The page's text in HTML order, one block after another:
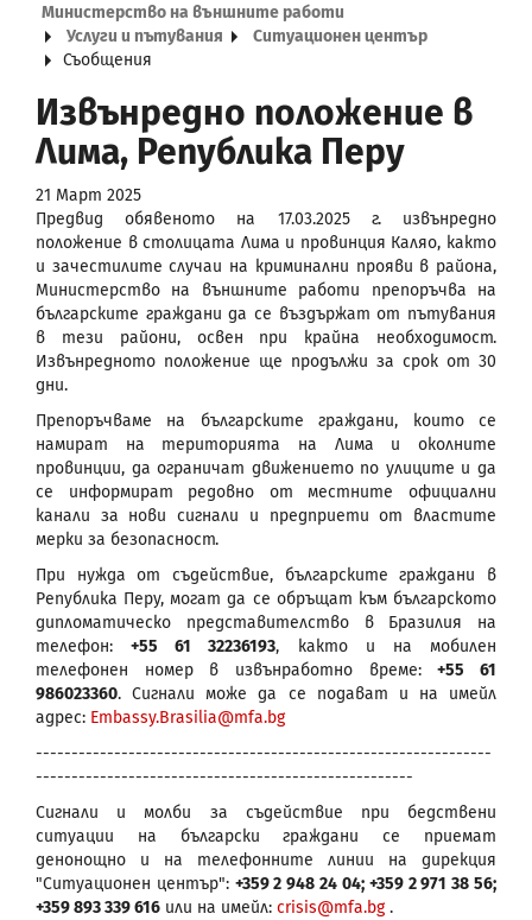
Министерство на външните работи
Услуги и пътувания
Ситуационен център
Съобщения
Извънредно положение в
Лима, Република Перу
21 Март 2025
Предвид обявеното на 17.03.2025 г. извънредно
положение в столицата Лима и провинция Каляо, както
и зачестилите случаи на криминални прояви в района,
Министерство на външните работи препоръчва на
българските граждани да се въздържат от пътувания
в тези райони, освен при крайна необходимост.
Извънредното положение ще продължи за срок от 30
дни.
Препоръчваме на българските граждани, които се
намират на територията на Лима и околните
провинции, да ограничат движението по улиците и да
се информират редовно от местните официални
канали за нови сигнали и предприети от властите
мерки за безопасност.
При нужда от съдействие, българските граждани в
Република Перу, могат да се обръщат към българското
дипломатическо представителство в Бразилия на
телефон:+55 61 32236193, както и на мобилен
телефонен номер в извънработно време:+55 61
986023360. Сигнали може да се подават и на имейл
адрес: Embassy.Brasilia@mfa.bg
----------------------------------------------------------------
-----------------------------------------------------
Сигнали и молби за съдействие при бедствени
ситуации на български граждани се приемат
денонощно и на телефонните линии на дирекция
"Ситуационен център": +359 2 948 24 04; +359 2 971 38 56;
+359 893 339 616 или на имейл: crisis@mfa.bg.